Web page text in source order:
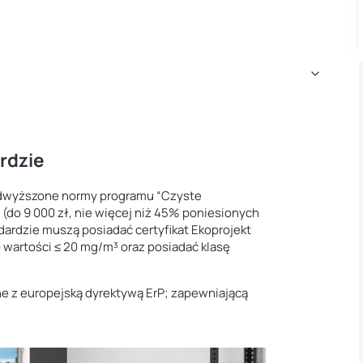
normy programu “Czyste
9 000 zł, nie więcej niż 45% poniesionych
muszą posiadać certyfikat Ekoprojekt
≤ 20 mg/m³ oraz posiadać klasę
z europejską dyrektywą ErP; zapewniającą